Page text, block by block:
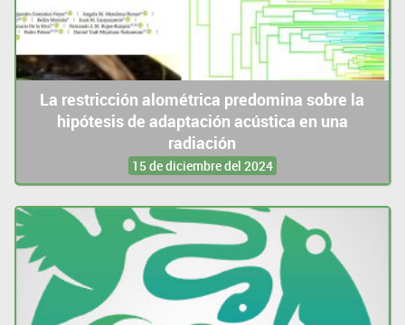
La restricción alométrica predomina sobre la
hipótesis de adaptación acústica en una
radiación
15 de diciembre del 2024